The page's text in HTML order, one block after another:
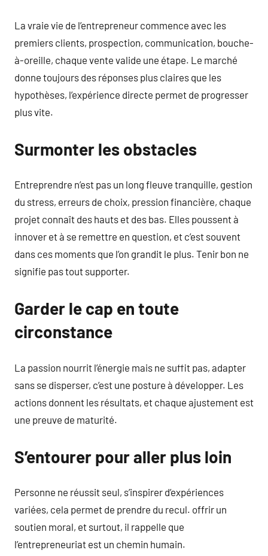
La vraie vie de l’entrepreneur commence avec les
premiers clients, prospection, communication, bouche-
à-oreille, chaque vente valide une étape. Le marché
donne toujours des réponses plus claires que les
hypothèses, l’expérience directe permet de progresser
plus vite.
Surmonter les obstacles
Entreprendre n’est pas un long fleuve tranquille, gestion
du stress, erreurs de choix, pression financière, chaque
projet connaît des hauts et des bas. Elles poussent à
innover et à se remettre en question, et c’est souvent
dans ces moments que l’on grandit le plus. Tenir bon ne
signifie pas tout supporter.
Garder le cap en toute
circonstance
La passion nourrit l’énergie mais ne suffit pas, adapter
sans se disperser, c’est une posture à développer. Les
actions donnent les résultats, et chaque ajustement est
une preuve de maturité.
S’entourer pour aller plus loin
Personne ne réussit seul, s’inspirer d’expériences
variées, cela permet de prendre du recul. offrir un
soutien moral, et surtout, il rappelle que
l’entrepreneuriat est un chemin humain.